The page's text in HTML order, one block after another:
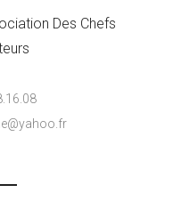
Des Chefs